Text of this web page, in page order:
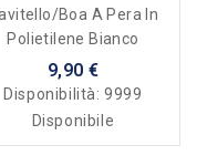
boa A Pera In
Polietilene Bianco
9,90 €
Disponibilità:9999
Disponibile